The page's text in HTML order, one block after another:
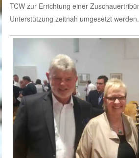
TCW zur Errichtung einer
Unterstützung zeitnah umgesetzt werden.